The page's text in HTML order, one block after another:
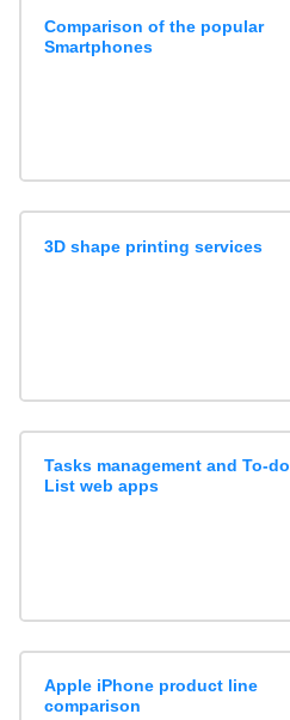
Comparison of the popular
Smartphones
3D shape printing services
Tasks management and To-do
List web apps
Apple iPhone product line
comparison